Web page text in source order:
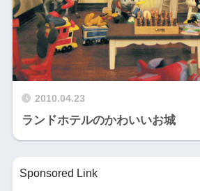
2010.04.23
ランドホテルのかわいいお城
Sponsored Link